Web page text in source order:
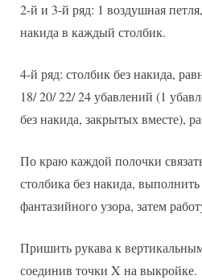
2-й и 3-й ряд: 1 воздушная
накида в каждый столбик.
4-й ряд: столбик без накида,
18/ 20/ 22/ 24 убавлений (1
без накида, закрытых вместе),
По краю каждой полочки
столбика без накида,
фантазийного узора, затем
Пришить рукава к
соединив точки X на выкройке.